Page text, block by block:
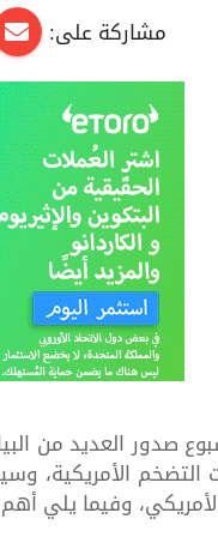
مشاركة على:
صدور العديد من
التضخم
وفيما يلي